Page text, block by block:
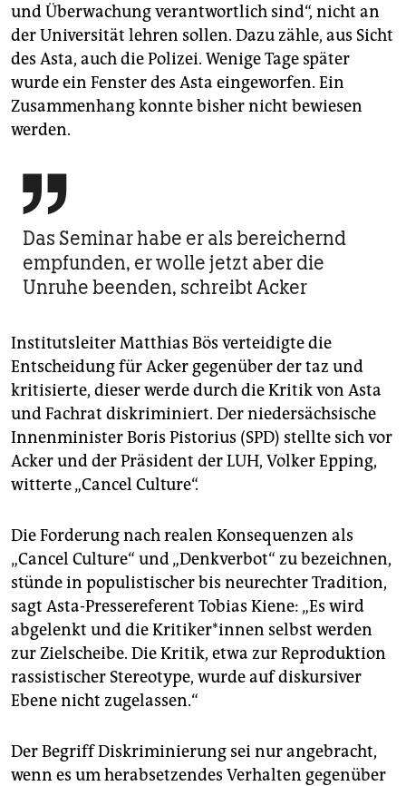
und Überwachung verantwortlich sind“, nicht an
der Universität lehren sollen. Dazu zähle, aus Sicht
des Asta, auch die Polizei. Wenige Tage später
wurde ein Fenster des Asta eingeworfen. Ein
Zusammenhang konnte bisher nicht bewiesen
werden.

Das Seminar habe er als bereichernd
empfunden, er wolle jetzt aber die
Unruhe beenden, schreibt Acker
Institutsleiter Matthias Bös verteidigte die
Entscheidung für Acker gegenüber der taz und
kritisierte, dieser werde durch die Kritik von Asta
und Fachrat diskriminiert. Der niedersächsische
Innenminister Boris Pistorius (SPD) stellte sich vor
Acker und der Präsident der LUH, Volker Epping,
witterte „Cancel Culture“.
Die Forderung nach realen Konsequenzen als
„Cancel Culture“ und „Denkverbot“ zu bezeichnen,
stünde in populistischer bis neurechter Tradition,
sagt Asta-Pressereferent Tobias Kiene: „Es wird
abgelenkt und die Kri­ti­ke­r*in­nen selbst werden
zur Zielscheibe. Die Kritik, etwa zur Reproduktion
rassistischer Stereotype, wurde auf diskursiver
Ebene nicht zugelassen.“
Der Begriff Diskriminierung sei nur angebracht,
wenn es um herabsetzendes Verhalten gegenüber